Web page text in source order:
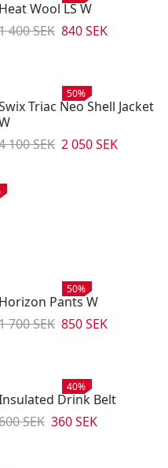
Heat Wool LS W
400 SEK Reapris:
840 SEK
Rea:
50%
Triac Neo Shell Jacket
100 SEK Reapris:
2 050 SEK
Rea:
50%
Horizon Pants W
700 SEK Reapris:
850 SEK
Rea:
40%
Drink Belt
SEK Reapris:
360 SEK